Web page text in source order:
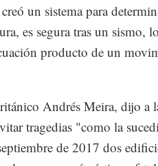
un sistema para
es segura tras un sismo,
producto de un
Andrés Meira, dijo a
tragedias "como la
de 2017 dos